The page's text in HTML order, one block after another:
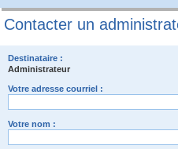
Contacter un
Destinataire :
Administrateur
Votre adresse courriel :
Votre nom :